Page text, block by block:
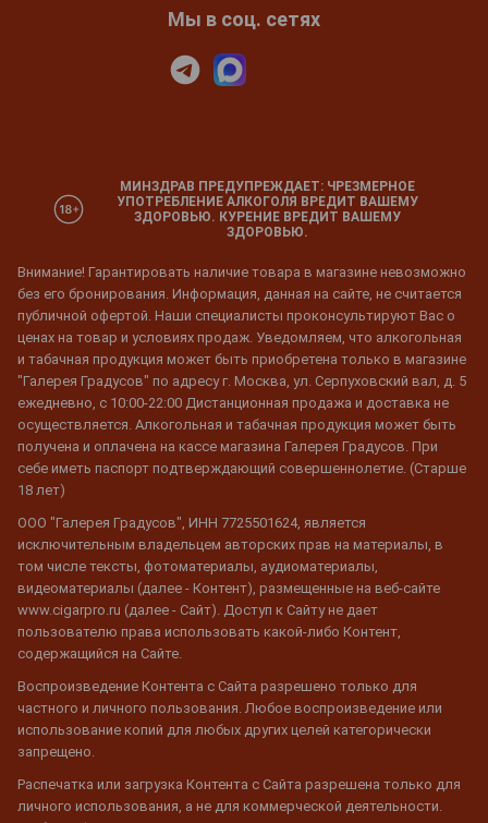
Мы в соц. сетях
МИНЗДРАВ ПРЕДУПРЕЖДАЕТ: ЧРЕЗМЕРНОЕ
УПОТРЕБЛЕНИЕ АЛКОГОЛЯ ВРЕДИТ ВАШЕМУ
ЗДОРОВЬЮ. КУРЕНИЕ ВРЕДИТ ВАШЕМУ
ЗДОРОВЬЮ.
Внимание! Гарантировать наличие товара в магазине невозможно
без его бронирования. Информация, данная на сайте, не считается
публичной офертой. Наши специалисты проконсультируют Вас о
ценах на товар и условиях продаж. Уведомляем, что алкогольная
и табачная продукция может быть приобретена только в магазине
"Галерея Градусов" по адресу г. Москва, ул. Серпуховский вал, д. 5
ежедневно, с 10:00-22:00 Дистанционная продажа и доставка не
осуществляется. Алкогольная и табачная продукция может быть
получена и оплачена на кассе магазина Галерея Градусов. При
себе иметь паспорт подтверждающий совершеннолетие. (Старше
18 лет)
ООО "Галерея Градусов", ИНН 7725501624, является
исключительным владельцем авторских прав на материалы, в
том числе тексты, фотоматериалы, аудиоматериалы,
видеоматериалы (далее - Контент), размещенные на веб-сайте
www.cigarpro.ru (далее - Сайт). Доступ к Сайту не дает
пользователю права использовать какой-либо Контент,
содержащийся на Сайте.
Воспроизведение Контента с Сайта разрешено только для
частного и личного пользования. Любое воспроизведение или
использование копий для любых других целей категорически
запрещено.
Распечатка или загрузка Контента с Сайта разрешена только для
личного использования, а не для коммерческой деятельности.